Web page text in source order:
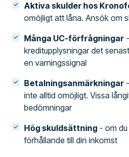
Aktiva skulder hos
omöjligt att låna. Ansök om
Många UC-förfrågningar
kreditupplysningar det
en varningssignal
Betalningsanmärkningar
inte alltid omöjligt. Vissa
bedömningar
Hög skuldsättning - om
förhållande till din inkomst